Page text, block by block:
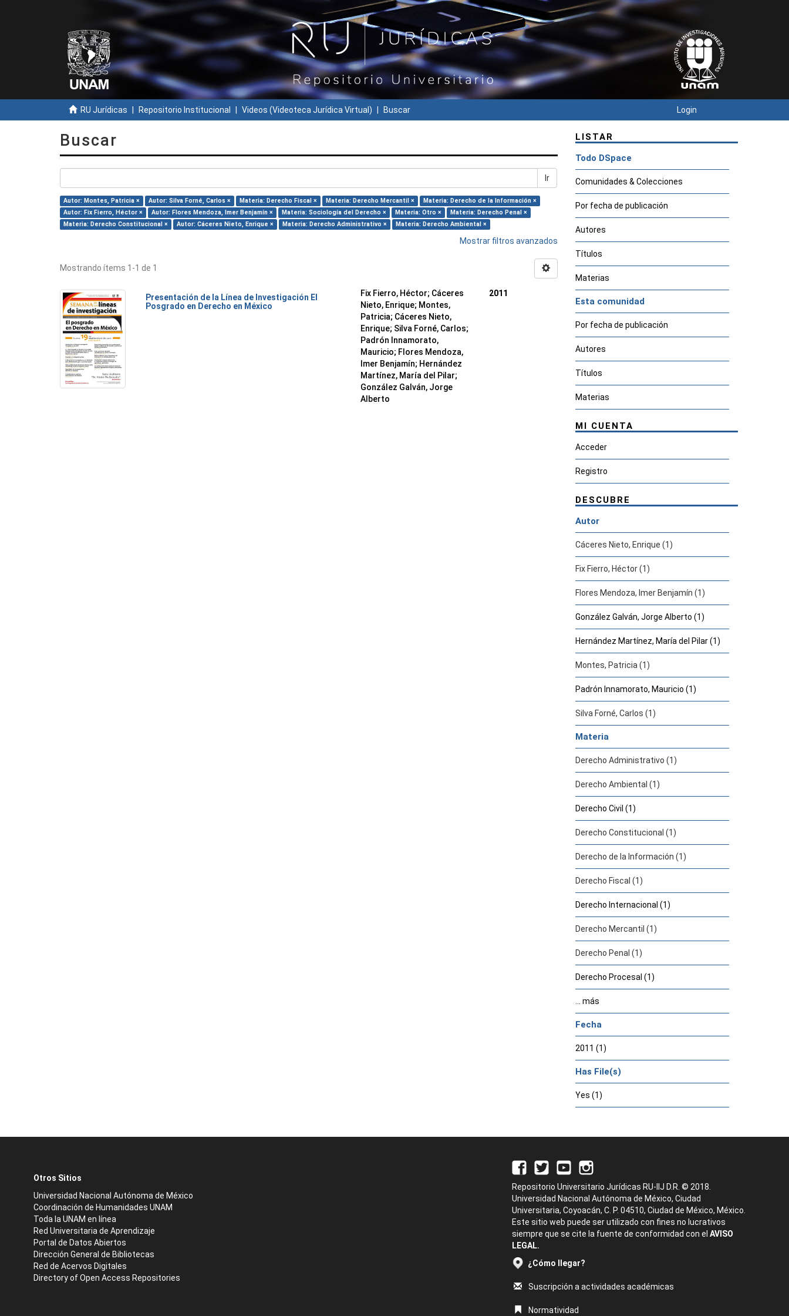
RU Jurídicas Repositorio Institucional Videos (Videoteca Jurídica Virtual) Buscar Login
Buscar
Ir
Autor: Montes, Patricia × Autor: Silva Forné, Carlos × Materia: Derecho Fiscal × Materia: Derecho Mercantil ×
Materia: Derecho de la Información ×
Autor: Fix Fierro, Héctor ×
Autor: Flores Mendoza, Imer Benjamín × Materia: Sociología del Derecho × Materia: Otro ×
Materia: Derecho Penal ×
Materia: Derecho Constitucional ×
Autor: Cáceres Nieto, Enrique × Materia: Derecho Administrativo × Materia: Derecho Ambiental ×
Mostrar filtros avanzados
Mostrando ítems 1-1 de 1
Presentación de la Línea de Investigación El
Posgrado en Derecho en México
Fix Fierro, Héctor; Cáceres
Nieto, Enrique; Montes,
Patricia; Cáceres Nieto,
Enrique; Silva Forné, Carlos;
Padrón Innamorato,
Mauricio; Flores Mendoza,
Imer Benjamín; Hernández
Martínez, María del Pilar;
González Galván, Jorge
Alberto
2011
LISTAR
Todo DSpace
Comunidades & Colecciones
Por fecha de publicación
Autores
Títulos
Materias
Esta comunidad
Por fecha de publicación
Autores
Títulos
Materias
MI CUENTA
Acceder
Registro
DESCUBRE
Autor
Cáceres Nieto, Enrique (1)
Fix Fierro, Héctor (1)
Flores Mendoza, Imer Benjamín (1)
González Galván, Jorge Alberto (1)
Hernández Martínez, María del Pilar (1)
Montes, Patricia (1)
Padrón Innamorato, Mauricio (1)
Silva Forné, Carlos (1)
Materia
Derecho Administrativo (1)
Derecho Ambiental (1)
Derecho Civil (1)
Derecho Constitucional (1)
Derecho de la Información (1)
Derecho Fiscal (1)
Derecho Internacional (1)
Derecho Mercantil (1)
Derecho Penal (1)
Derecho Procesal (1)
... más
Fecha
2011 (1)
Has File(s)
Yes (1)
Otros Sitios
Universidad Nacional Autónoma de México
Coordinación de Humanidades UNAM
Toda la UNAM en línea
Red Universitaria de Aprendizaje
Portal de Datos Abiertos
Dirección General de Bibliotecas
Red de Acervos Digitales
Directory of Open Access Repositories
Repositorio Universitario Jurídicas RU-IIJ D.R. © 2018.
Universidad Nacional Autónoma de México, Ciudad
Universitaria, Coyoacán, C. P. 04510, Ciudad de México, México.
Este sitio web puede ser utilizado con fines no lucrativos
siempre que se cite la fuente de conformidad con el AVISO
LEGAL.
¿Cómo llegar?
Suscripción a actividades académicas
Normatividad